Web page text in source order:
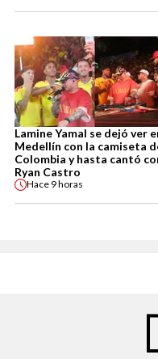
Lamine Yamal se dejó ver
Medellín con la camiseta
Colombia y hasta cantó
Ryan Castro
Hace 9 horas